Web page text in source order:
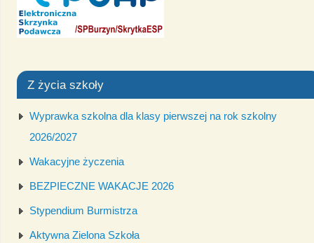
Z życia szkoły
Wyprawka szkolna dla klasy pierwszej na rok szkolny
2026/2027
Wakacyjne życzenia
BEZPIECZNE WAKACJE 2026
Stypendium Burmistrza
Aktywna Zielona Szkoła